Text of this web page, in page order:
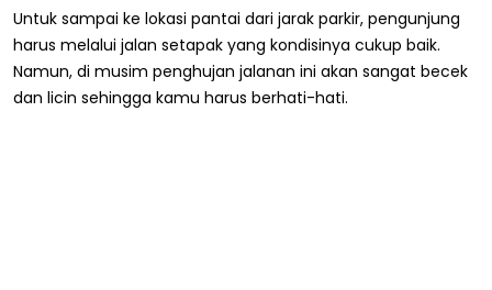
Untuk sampai ke lokasi pantai dari jarak parkir, pengunjung
harus melalui jalan setapak yang kondisinya cukup baik.
Namun, di musim penghujan jalanan ini akan sangat becek
dan licin sehingga kamu harus berhati-hati.